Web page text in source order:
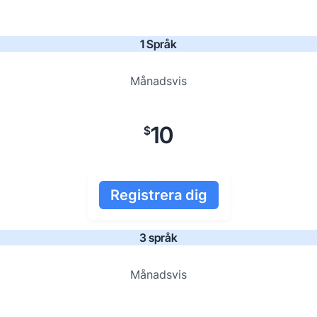
1 Språk
Månadsvis
$10
Registrera dig
3 språk
Månadsvis